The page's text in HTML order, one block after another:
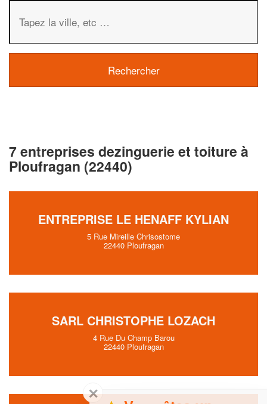
7 entreprises dezinguerie et toiture à
Ploufragan (22440)
ENTREPRISE LE HENAFF KYLIAN
5 Rue Mireille Chrisostome
22440 Ploufragan
SARL CHRISTOPHE LOZACH
4 Rue Du Champ Barou
22440 Ploufragan
✕